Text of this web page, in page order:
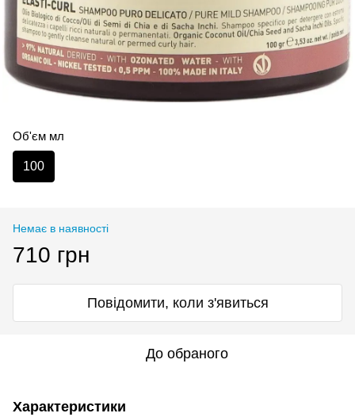
Об'єм мл
100
Немає в наявності
710 грн
Повідомити, коли з'явиться
До обраного
Характеристики